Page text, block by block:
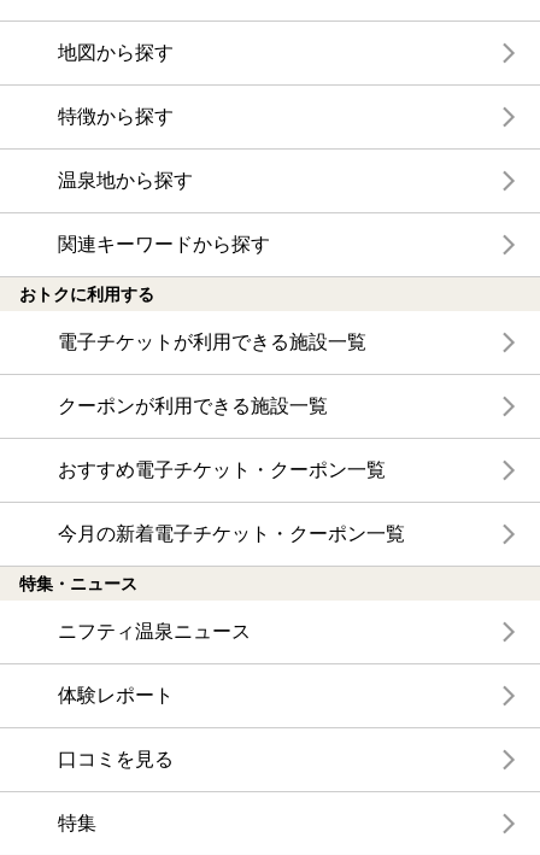
地図から探す
特徴から探す
温泉地から探す
関連キーワードから探す
おトクに利用する
電子チケットが利用できる施設一覧
クーポンが利用できる施設一覧
おすすめ電子チケット・クーポン一覧
今月の新着電子チケット・クーポン一覧
特集・ニュース
ニフティ温泉ニュース
体験レポート
口コミを見る
特集